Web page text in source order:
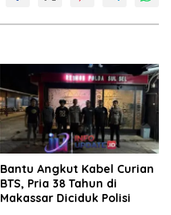
Bantu Angkut Kabel Curian
BTS, Pria 38 Tahun di
Makassar Diciduk Polisi